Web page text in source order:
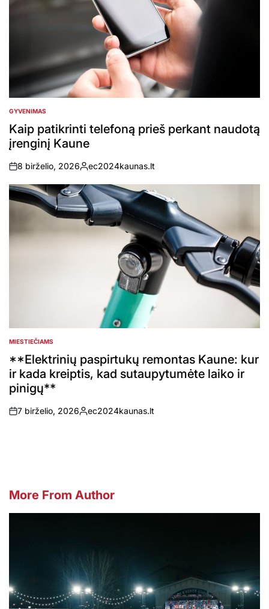
POSTED
IN
GYVENIMAS
Kaip patikrinti telefoną prieš perkant naudotą
įrenginį Kaune
on
8 birželio, 2026
Posted
by
ec2024kaunas.lt
POSTED
MIESTIEČIAMS
**Elektrinių paspirtukų remontas Kaune: kur
ir kada kreiptis, kad sutaupytumėte laiko ir
pinigų**
on
7 birželio, 2026
Posted
ec2024kaunas.lt
More From Author